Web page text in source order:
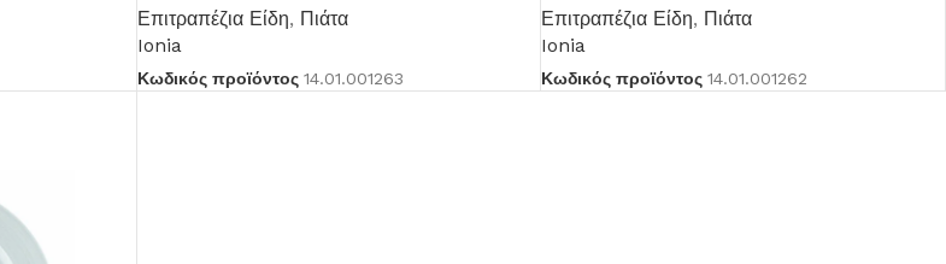
Επιτραπέζια Είδη, Πιάτα
Ionia
Κωδικός προϊόντος 14.01.001263
Επιτραπέζια Είδη, Πιάτα
Ionia
Κωδικός προϊόντος14.01.001262